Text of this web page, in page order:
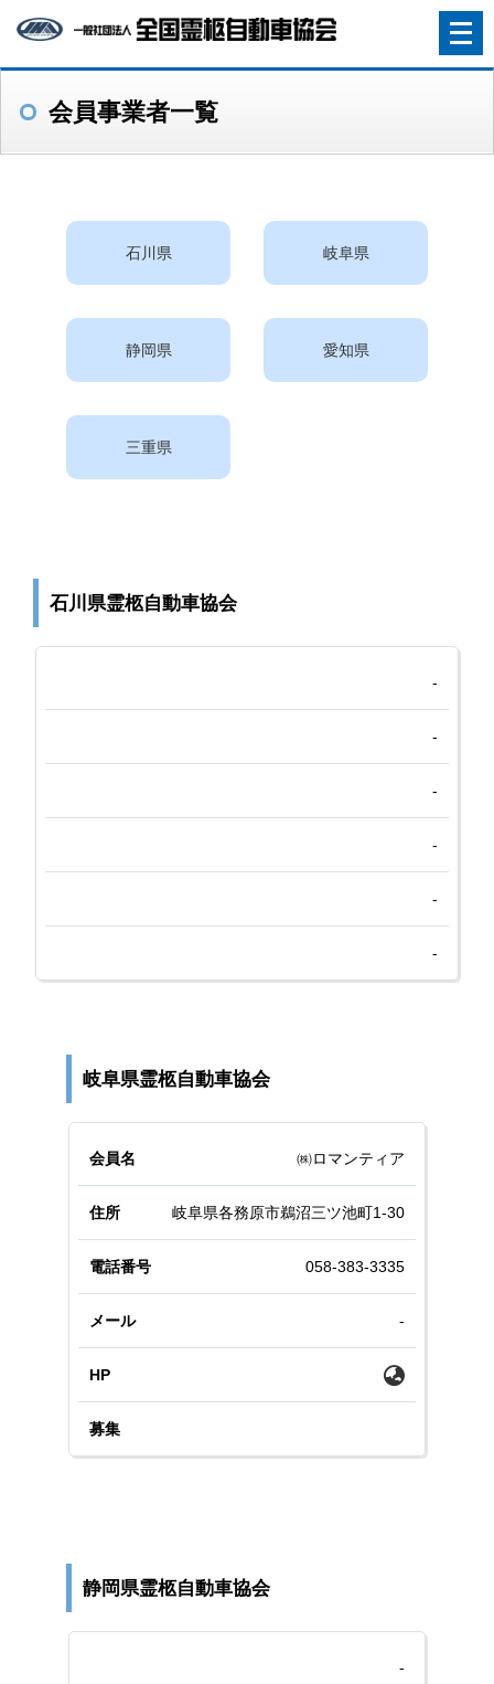
メ
ニ
を
会員事業者一覧
石川県 岐阜県
静岡県 愛知県
三重県
石川県霊柩自動車協会
-
-
-
-
-
-
岐阜県霊柩自動車協会
㈱ロマンティア
岐阜県各務原市鵜沼三ツ池町1-30
058-383-3335
-
静岡県霊柩自動車協会
-